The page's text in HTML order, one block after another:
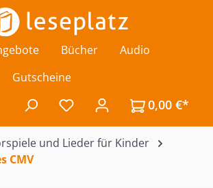
Bücher
Audio
Gutscheine
Du hast 0 Produkte auf
0,00 €*
und Lieder für Kinder
CMV